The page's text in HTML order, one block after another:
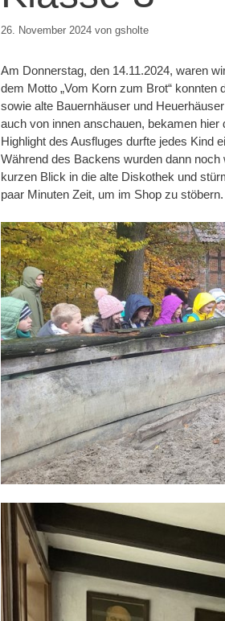
26. November 2024 von gsholte
Am Donnerstag, den 14.11.2024, waren
dem Motto „Vom Korn zum Brot“
sowie alte Bauernhäuser und
auch von innen anschauen, bekamen
Highlight des Ausfluges durfte jedes Kind
Während des Backens wurden dann
kurzen Blick in die alte Diskothek und
paar Minuten Zeit, um im Shop zu stöbern.